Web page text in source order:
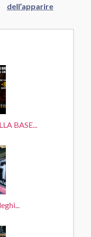
dell’apparire
BASE...